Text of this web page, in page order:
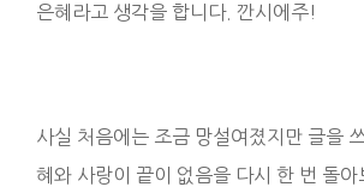
은혜라고 생각을 합니다. 깐시에주!
사실 처음에는 조금 망설여졌지만 글을
혜와 사랑이 끝이 없음을 다시 한 번 돌